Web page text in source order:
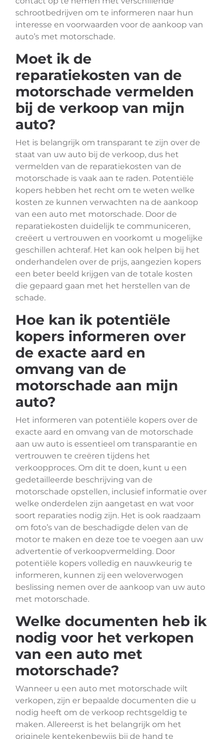
schrootbedrijven om te informeren naar hun
interesse en voorwaarden voor de aankoop van
auto’s met motorschade.
Moet ik de
reparatiekosten van de
motorschade vermelden
bij de verkoop van mijn
auto?
Het is belangrijk om transparant te zijn over de
staat van uw auto bij de verkoop, dus het
vermelden van de reparatiekosten van de
motorschade is vaak aan te raden. Potentiële
kopers hebben het recht om te weten welke
kosten ze kunnen verwachten na de aankoop
van een auto met motorschade. Door de
reparatiekosten duidelijk te communiceren,
creëert u vertrouwen en voorkomt u mogelijke
geschillen achteraf. Het kan ook helpen bij het
onderhandelen over de prijs, aangezien kopers
een beter beeld krijgen van de totale kosten
die gepaard gaan met het herstellen van de
schade.
Hoe kan ik potentiële
kopers informeren over
de exacte aard en
omvang van de
motorschade aan mijn
auto?
Het informeren van potentiële kopers over de
exacte aard en omvang van de motorschade
aan uw auto is essentieel om transparantie en
vertrouwen te creëren tijdens het
verkoopproces. Om dit te doen, kunt u een
gedetailleerde beschrijving van de
motorschade opstellen, inclusief informatie over
welke onderdelen zijn aangetast en wat voor
soort reparaties nodig zijn. Het is ook raadzaam
om foto’s van de beschadigde delen van de
motor te maken en deze toe te voegen aan uw
advertentie of verkoopvermelding. Door
potentiële kopers volledig en nauwkeurig te
informeren, kunnen zij een weloverwogen
beslissing nemen over de aankoop van uw auto
met motorschade.
Welke documenten heb ik
nodig voor het verkopen
van een auto met
motorschade?
Wanneer u een auto met motorschade wilt
verkopen, zijn er bepaalde documenten die u
nodig heeft om de verkoop rechtsgeldig te
maken. Allereerst is het belangrijk om het
originele kentekenbewijs bij de hand te